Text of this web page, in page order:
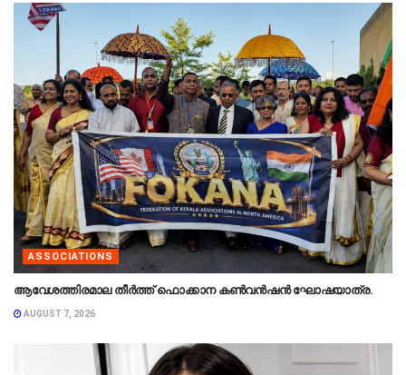
ASSOCIATIONS
ആവേശത്തിരമാല തീർത്ത് ഫൊക്കാന കൺവൻഷൻ ഘോഷയാത്ര.
AUGUST 7, 2026